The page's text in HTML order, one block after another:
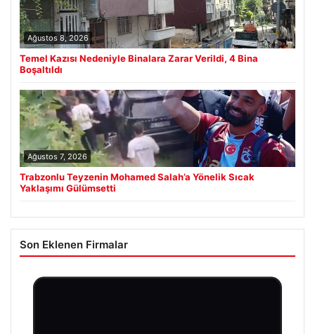
Ağustos 8, 2026
Temel Kazısı Nedeniyle Binalara Zarar Verildi, 4 Bina
Boşaltıldı
Ağustos 7, 2026
Trabzonlu Teyzenin Mohamed Salah’a Yönelik Sıcak
Yaklaşımı Gülümsetti
Son Eklenen Firmalar